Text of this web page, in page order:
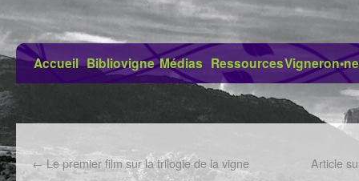
Accueil Bibliovigne Médias Ressources
←Le premier film sur la trilogie de la vigne Article